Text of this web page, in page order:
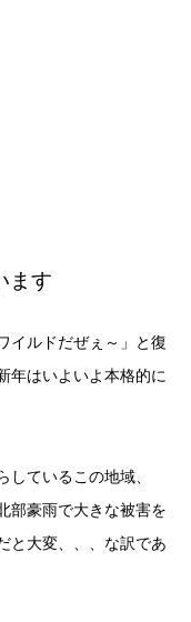
ます
イルドだぜぇ～」と復
年はいよいよ本格的に
しているこの地域、
部豪雨で大きな被害を
と大変、、、な訳であ